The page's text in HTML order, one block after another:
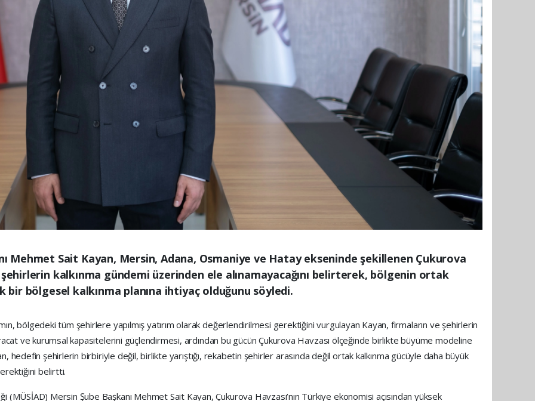
Mehmet Sait Kayan, Mersin, Adana, Osmaniye ve Hatay ekseninde şekillenen Çukurova
şehirlerin kalkınma gündemi üzerinden ele alınamayacağını belirterek, bölgenin ortak
bölgesel kalkınma planına ihtiyaç olduğunu söyledi.
bölgedeki tüm şehirlere yapılmış yatırım olarak değerlendirilmesi gerektiğini vurgulayan Kayan, firmaların ve şehirlerin
ve kurumsal kapasitelerini güçlendirmesi, ardından bu gücün Çukurova Havzası ölçeğinde birlikte büyüme modeline
hedefin şehirlerin birbiriyle değil, birlikte yarıştığı, rekabetin şehirler arasında değil ortak kalkınma gücüyle daha büyük
belirtti.
(MÜSİAD) Mersin Şube Başkanı Mehmet Sait Kayan, Çukurova Havzası’nın Türkiye ekonomisi açısından yüksek